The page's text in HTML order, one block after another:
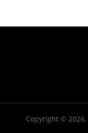
Copyright © 2026,